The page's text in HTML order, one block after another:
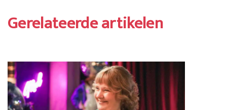
Gerelateerde artikelen